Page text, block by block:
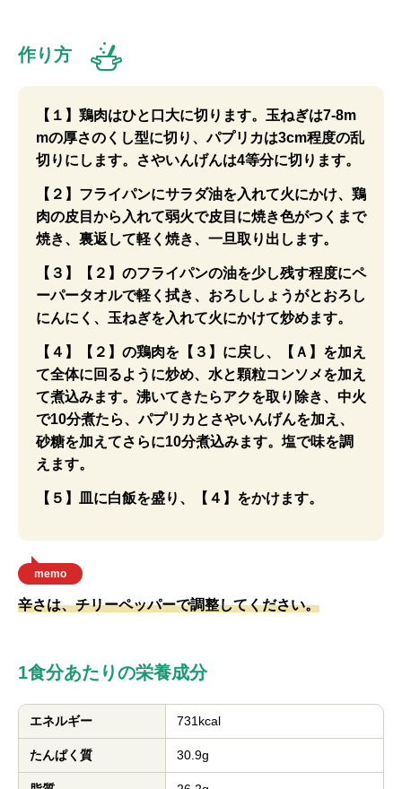
作り方
【１】鶏肉はひと口大に切ります。玉ねぎは7-8m
mの厚さのくし型に切り、パプリカは3cm程度の乱
切りにします。さやいんげんは4等分に切ります。
【２】フライパンにサラダ油を入れて火にかけ、鶏
肉の皮目から入れて弱火で皮目に焼き色がつくまで
焼き、裏返して軽く焼き、一旦取り出します。
【３】【２】のフライパンの油を少し残す程度にペ
ーパータオルで軽く拭き、おろししょうがとおろし
にんにく、玉ねぎを入れて火にかけて炒めます。
【４】【２】の鶏肉を【３】に戻し、【Ａ】を加え
て全体に回るように炒め、水と顆粒コンソメを加え
て煮込みます。沸いてきたらアクを取り除き、中火
で10分煮たら、パプリカとさやいんげんを加え、
砂糖を加えてさらに10分煮込みます。塩で味を調
えます。
【５】皿に白飯を盛り、【４】をかけます。
memo
辛さは、チリーペッパーで調整してください。
1食分あたりの栄養成分
エネルギー 731kcal
たんぱく質 30.9g